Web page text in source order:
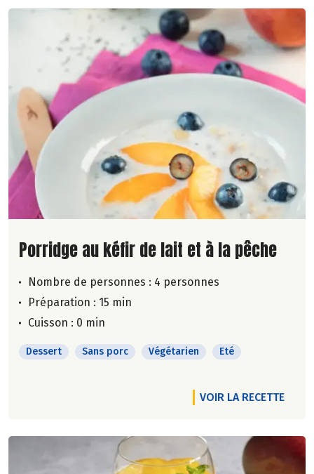
Lire la suite de la recette
Porridge au kéfir de lait et à la pêche
Nombre de personnes : 4 personnes
Préparation : 15 min
Cuisson : 0 min
Dessert Sans porc Végétarien Eté
VOIR LA RECETTE